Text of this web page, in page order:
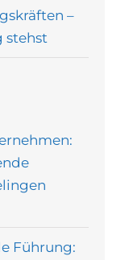
–
stehst
Führung: